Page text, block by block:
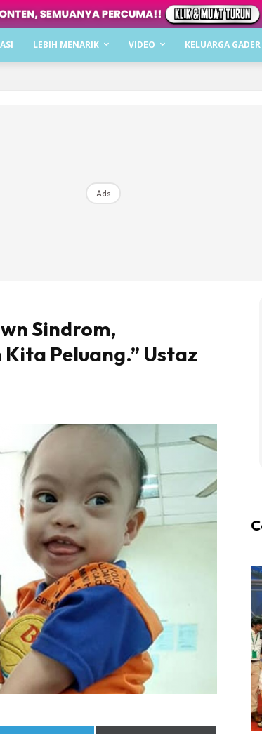
LEBIH MENARIK VIDEO KELUARGA GADER
Ads
Sindrom,
Peluang.” Ustaz